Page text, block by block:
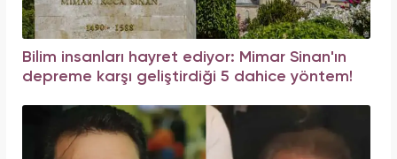
Bilim insanları hayret ediyor: Mimar Sinan'ın
depreme karşı geliştirdiği 5 dahice yöntem!